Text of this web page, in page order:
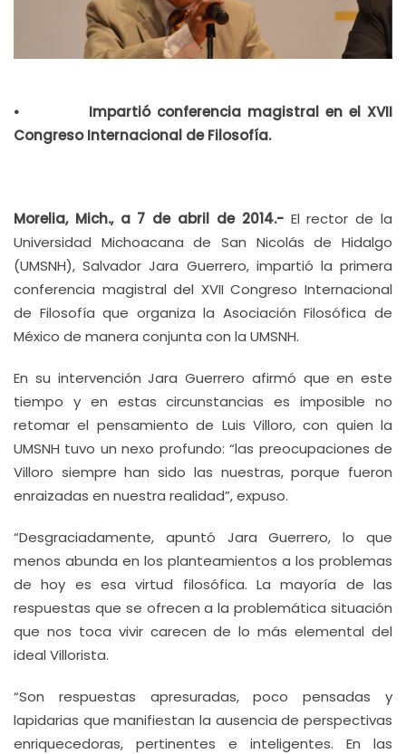
• Impartió conferencia magistral en el XVII
Congreso Internacional de Filosofía.
Morelia, Mich., a 7 de abril de 2014.-El rector de la
Universidad Michoacana de San Nicolás de Hidalgo
(UMSNH), Salvador Jara Guerrero, impartió la primera
conferencia magistral del XVII Congreso Internacional
de Filosofía que organiza la Asociación Filosófica de
México de manera conjunta con la UMSNH.
En su intervención Jara Guerrero afirmó que en este
tiempo y en estas circunstancias es imposible no
retomar el pensamiento de Luis Villoro, con quien la
UMSNH tuvo un nexo profundo: “las preocupaciones de
Villoro siempre han sido las nuestras, porque fueron
enraizadas en nuestra realidad”, expuso.
“Desgraciadamente, apuntó Jara Guerrero, lo que
menos abunda en los planteamientos a los problemas
de hoy es esa virtud filosófica. La mayoría de las
respuestas que se ofrecen a la problemática situación
que nos toca vivir carecen de lo más elemental del
ideal Villorista.
“Son respuestas apresuradas, poco pensadas y
lapidarias que manifiestan la ausencia de perspectivas
enriquecedoras, pertinentes e inteligentes. En las